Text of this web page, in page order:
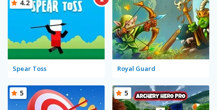
Spear Toss
4.2
Royal Guard
5 5